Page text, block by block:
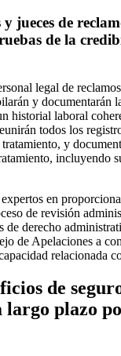
jueces de
de la
legal de
y documentarán
historial laboral
todos los
y
incluyendo
en
de revisión
de derecho
de Apelaciones a
relacionada
de
largo plazo